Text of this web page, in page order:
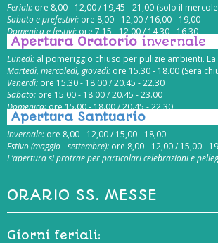
Feriali: ore 8,00 - 12,00 / 19,45 - 21,00 (solo il
Sabato e prefestivi: ore 8,00 - 12,00 / 16,00 - 19,00
Domenica e festivi:ore 7,15 - 12,00 / 14,30 - 16,30
Apertura Oratorio invernale
Lunedì: al pomeriggio chiuso per pulizie ambienti. La
Martedì, mercoledì, giovedì: ore 15.30 - 18.00 (Sera
Venerdì: ore 15.30 - 18.00 / 20.45 - 22.30
Sabato: ore 15.00 - 18.00 / 20.45 - 23.00
Domenica:ore 15.00 - 18.00 / 20.45 - 22.30
Apertura Santuario
Invernale: ore 8,00 - 12,00 / 15,00 - 18,00
Estivo (maggio - settembre): ore 8,00 - 12,00 / 15,00 -
L’apertura si protrae per particolari celebrazioni e
ORARIO SS. MESSE
Giorni feriali: